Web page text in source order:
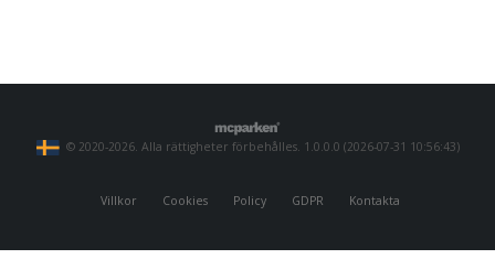
© 2020-2026. Alla rättigheter förbehålles. 1.0.0.0 (2026-07-31 10:56:43)
Villkor Cookies Policy GDPR Kontakta